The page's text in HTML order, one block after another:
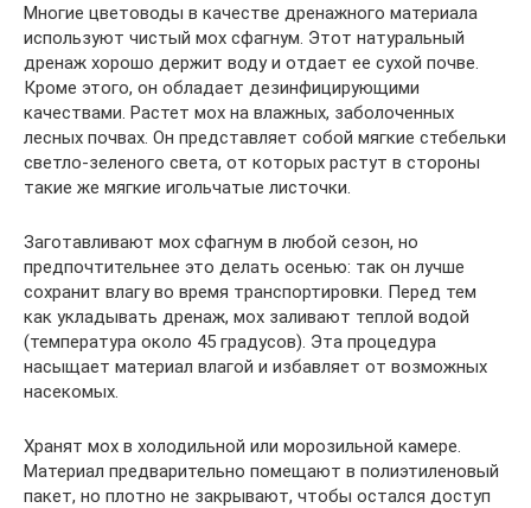
Многие цветоводы в качестве дренажного материала
используют чистый мох сфагнум. Этот натуральный
дренаж хорошо держит воду и отдает ее сухой почве.
Кроме этого, он обладает дезинфицирующими
качествами. Растет мох на влажных, заболоченных
лесных почвах. Он представляет собой мягкие стебельки
светло-зеленого света, от которых растут в стороны
такие же мягкие игольчатые листочки.
Заготавливают мох сфагнум в любой сезон, но
предпочтительнее это делать осенью: так он лучше
сохранит влагу во время транспортировки. Перед тем
как укладывать дренаж, мох заливают теплой водой
(температура около 45 градусов). Эта процедура
насыщает материал влагой и избавляет от возможных
насекомых.
Хранят мох в холодильной или морозильной камере.
Материал предварительно помещают в полиэтиленовый
пакет, но плотно не закрывают, чтобы остался доступ